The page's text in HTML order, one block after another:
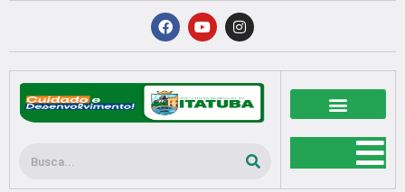
conteúdo
F
a
c
b
o
o
k
Y
o
u
u
b
e
I
n
s
a
g
r
a
Pesquisar